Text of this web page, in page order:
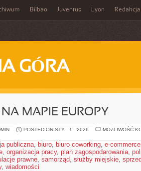
Bilbao Juventus Lyon Redakcja
GÓRA
MAPIE EUROPY
POSTED ON STY - 1 - 2026
MOŻLIWOŚĆ
publiczna, biuro, biuro coworking, e-commerce
, organizacja pracy, plan zagospodarowania,
prawne, samorząd, służby miejskie,
, wiadomości